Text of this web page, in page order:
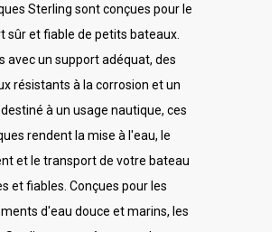
Sterling sont conçues pour le
sûr et fiable de petits bateaux.
avec un support adéquat, des
résistants à la corrosion et un
à un usage nautique, ces
rendent la mise à l'eau, le
et le transport de votre bateau
et fiables. Conçues pour les
d'eau douce et marins, les